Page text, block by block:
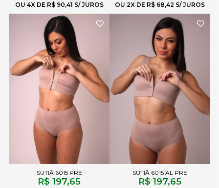
4X R$ 90,41 2X R$ 68,42
SUTIÃ 6015 PRE
R$ 197,65
SUTIÃ 6015 AL PRE
R$ 197,65